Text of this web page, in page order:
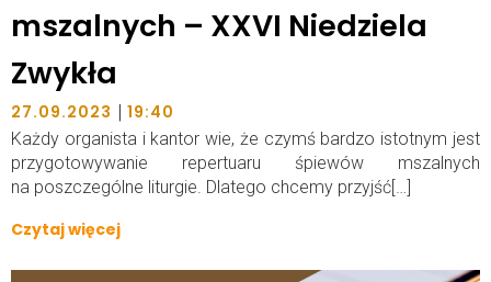
mszalnych – XXVI Niedziela
Zwykła
27.09.2023 | 19:40
Każdy organista i kantor wie, że czymś bardzo istotnym jest
przygotowywanie repertuaru śpiewów mszalnych
na poszczególne liturgie. Dlatego chcemy przyjść[…]
Czytaj więcej